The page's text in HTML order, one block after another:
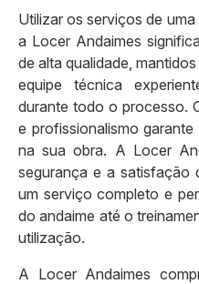
Utilizar os serviços de
a Locer Andaimes
de alta qualidade,
equipe técnica
durante todo o processo.
e profissionalismo
na sua obra. A Locer
segurança e a satisfação
um serviço completo e
do andaime até o
utilização.
A Locer Andaimes